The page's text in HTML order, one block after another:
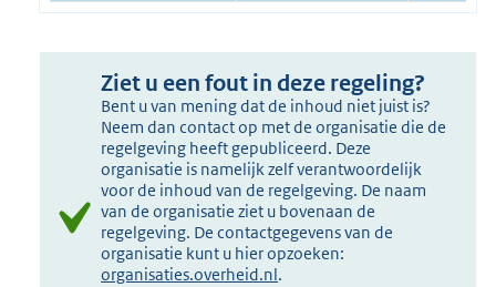
Ziet u een fout in deze regeling?
Bent u van mening dat de inhoud niet juist is?
Neem dan contact op met de organisatie die de
regelgeving heeft gepubliceerd. Deze
organisatie is namelijk zelf verantwoordelijk
voor de inhoud van de regelgeving. De naam
van de organisatie ziet u bovenaan de
regelgeving. De contactgegevens van de
organisatie kunt u hier opzoeken:
organisaties.overheid.nl.